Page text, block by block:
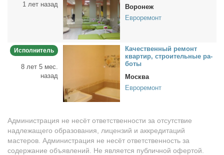
1 лет назад
Воронеж
Евроремонт
Исполнитель
8 лет 5 мес.
назад
Ка­че­ствен­ный ре­монт
квар­тир, стро­и­тель­ные ра­
бо­ты
Москва
Евроремонт
Администрация не несёт ответственности за отсутствие
надлежащего образования, лицензий и аккредитаций
мастеров. Администрация не несёт ответственность за
содержание объявлений. Не является публичной офертой.